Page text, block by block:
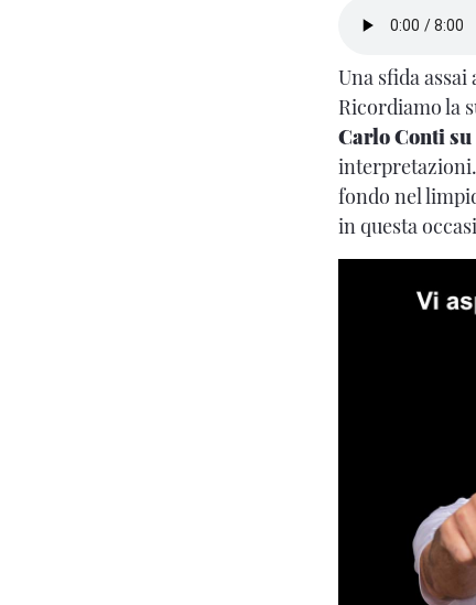
Una sfida
Ricordiamo la
Carlo Conti su
interpretazioni.
fondo nel
in questa